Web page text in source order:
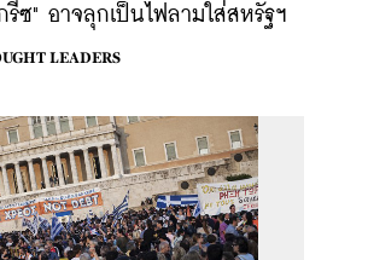
ซ" อาจลุกเป็นไฟลามใส่สหรัฐฯ
LEADERS